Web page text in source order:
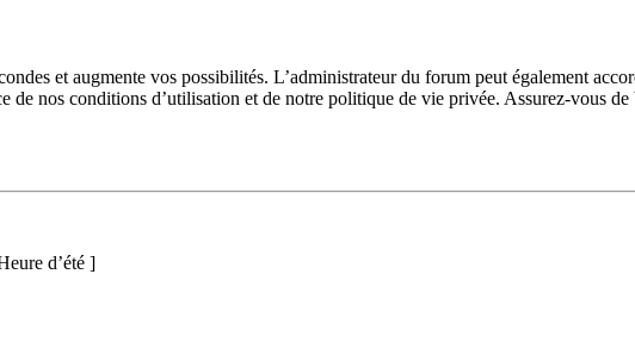
et augmente vos possibilités. L’administrateur du forum peut également
de nos conditions d’utilisation et de notre politique de vie privée. Assurez-vous
d’été ]